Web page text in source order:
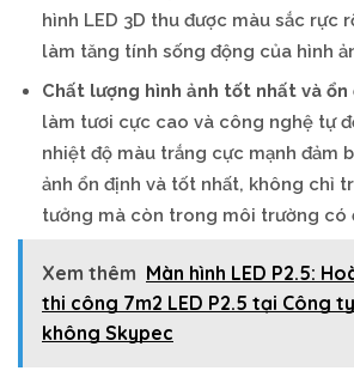
hình LED 3D thu được màu sắc rực
làm tăng tính sống động của hình
Chất lượng hình ảnh tốt nhất và ổn
làm tươi cực cao và công nghệ tự
nhiệt độ màu trắng cực mạnh đảm
ảnh ổn định và tốt nhất, không chỉ
tưởng mà còn trong môi trường có
Xem thêm Màn hình LED P2.5:
thi công 7m2 LED P2.5 tại Công
không Skypec